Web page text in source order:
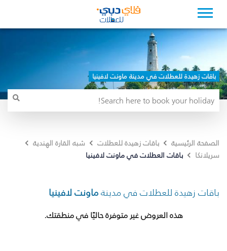
باقات زهيدة للعطلات في مدينة ماونت لافينيا
الصفحة الرئيسية باقات زهيدة للعطلات
شبه القارة الهندية
سريلانكا
باقات العطلات في ماونت لافينيا
باقات زهيدة للعطلات في مدينةماونت لافينيا
هذه العروض غير متوفرة حاليًا في منطقتك.